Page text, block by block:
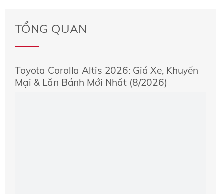
TỔNG QUAN
Toyota Corolla Altis 2026: Giá Xe, Khuyến
Mại & Lăn Bánh Mới Nhất (8/2026)